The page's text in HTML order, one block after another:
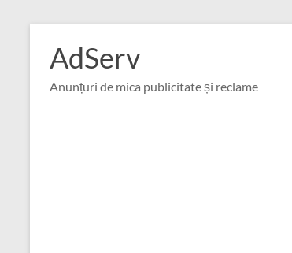
content
AdServ
Anunțuri de mica publicitate și reclame